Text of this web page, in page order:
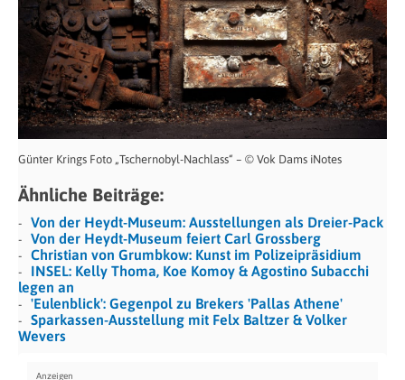
Günter Krings Foto „Tschernobyl-Nachlass“ – © Vok Dams iNotes
Ähnliche Beiträge:
Von der Heydt-Museum: Ausstellungen als Dreier-Pack
Von der Heydt-Museum feiert Carl Grossberg
Christian von Grumbkow: Kunst im Polizeipräsidium
INSEL: Kelly Thoma, Koe Komoy & Agostino Subacchi
legen an
'Eulenblick': Gegenpol zu Brekers 'Pallas Athene'
Sparkassen-Ausstellung mit Felx Baltzer & Volker
Wevers